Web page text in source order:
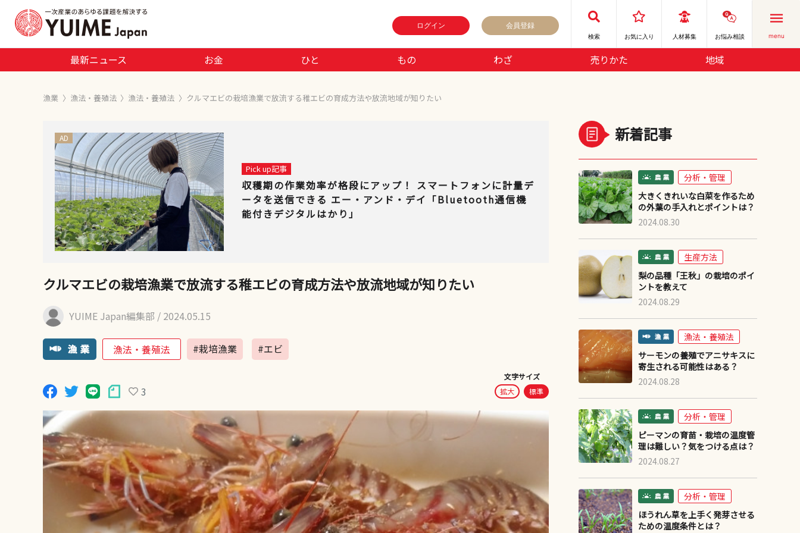
ログイン 会員登録
検索 お気に⼊り 人材募集 お悩み相談 menu
最新ニュース お金 ひと もの わざ 売りかた 地域
漁業 〉 漁法・養殖法 〉 漁法・養殖法 〉 クルマエビの栽培漁業で放流する稚エビの育成方法や放流地域が知りたい
AD
Pick up記事
収穫期の作業効率が格段にアップ！ スマートフォンに計量デ
ータを送信できる エー・アンド・デイ「Bluetooth通信機
能付きデジタルはかり」
クルマエビの栽培漁業で放流する稚エビの育成方法や放流地域が知りたい
YUIME Japan編集部 / 2024.05.15
漁法・養殖法 #栽培漁業 #エビ
3
文字サイズ
拡大
標準
新着記事
分析・管理
大きくきれいな白菜を作るため
の外葉の手入れとポイントは？
2024.08.30
生産方法
梨の品種「王秋」の栽培のポイ
ントを教えて
2024.08.29
漁法・養殖法
サーモンの養殖でアニサキスに
寄生される可能性はある？
2024.08.28
分析・管理
ピーマンの育苗・栽培の温度管
理は難しい？気をつける点は？
2024.08.27
分析・管理
ほうれん草を上手く発芽させる
ための温度条件とは？